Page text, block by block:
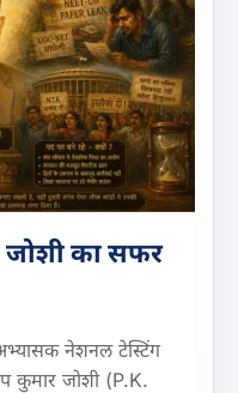
का सफर
अभ्यासक नेशनल टेस्टिंग
कुमार जोशी (P.K.